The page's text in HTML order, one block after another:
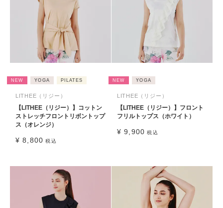
NEW YOGA PILATES
LITHEE（リジー）
【LITHEE（リジー）】コットン
ストレッチフロントリボントップ
ス（オレンジ）
¥ 8,800 税込
NEW YOGA
LITHEE（リジー）
【LITHEE（リジー）】フロント
フリルトップス（ホワイト）
¥ 9,900 税込